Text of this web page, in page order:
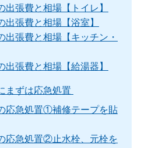
張費と相場【トイレ】
張費と相場【浴室】
出張費と相場【キッチン・
張費と相場【給湯器】
まずは応急処置
応急処置①補修テープを貼
応急処置②止水栓、元栓を